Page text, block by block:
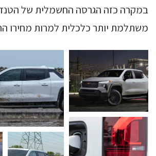
במקרה כזה הגרסה החשמלית של
משתלמת יותר כלכלית למרות מחירו